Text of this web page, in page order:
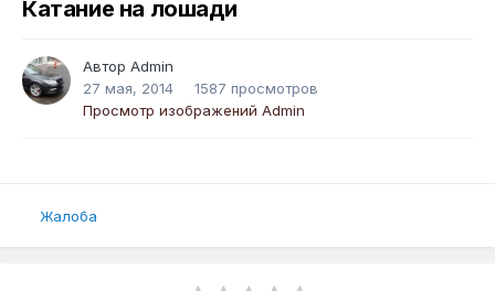
Катание на лошади
Автор Admin
27 мая, 2014
1587 просмотров
Просмотр изображений Admin
Жалоба